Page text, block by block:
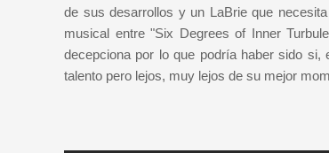
de sus desarrollos y un LaBrie que
musical entre "Six Degrees of Inner
decepciona por lo que podría haber sido
talento pero lejos, muy lejos de su mejor